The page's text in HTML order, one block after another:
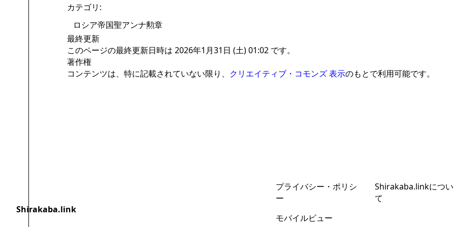
編集を行うと、IPアドレスが公
カテゴリ :
ロシア帝国聖アンナ勲章
最終更新
このページの最終更新日時は 2026年1月31日 (土) 01:02 です。
著作権
コンテンツは、特に記載されていない限り、 クリエイティブ・コモンズ 表示のもとで利用可能です。
Shirakaba.link
プライバシー・ポリシ
ー
Shirakaba.linkについ
て
モバイルビュー